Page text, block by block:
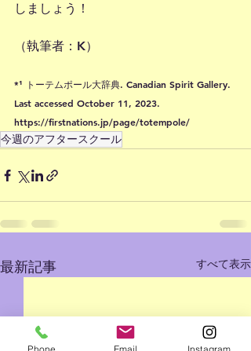
しましょう！
（執筆者：K）
*¹ トーテムポール大辞典. Canadian Spirit Gallery.
Last accessed October 11, 2023.
https://firstnations.jp/page/totempole/
今週のアフタースクール
最新記事 すべて表示
Phone Email Instagram